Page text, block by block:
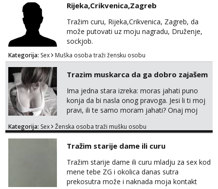
poljupce po tijelu koji me jako
pale,obozavam kad muskarac preuzme
kontrolu . javi se :) Klikni na link ispod i nadji
me tamo, cekam te!
Rijeka,Crikvenica,Zagreb
Tražim curu, Rijeka,Crikvenica, Zagreb, da
može putovati uz moju nagradu, Druženje,
sockjob.
Kategorija: Sex Muška osoba traži žensku osobu
Trazim muskarca da ga dobro zajašem
Ima jedna stara izreka: moras jahati puno
konja da bi nasla onog pravoga. Jesi li ti moj
pravi, ili te samo moram jahati? Onaj moj
na sexdater link i javi mi se tamo....
Kategorija: Sex Ženska osoba traži mušku osobu
Tražim starije dame ili curu
Tražim starije dame ili curu mladju za sex kod
mene tebe ZG i okolica danas sutra
prekosutra može i naknada moja kontakt